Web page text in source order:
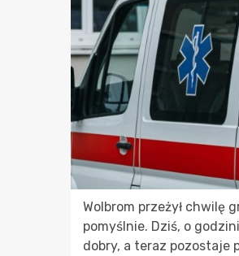
Wolbrom przeżył chwilę
pomyślnie. Dziś, o
dobry, a teraz pozostaje